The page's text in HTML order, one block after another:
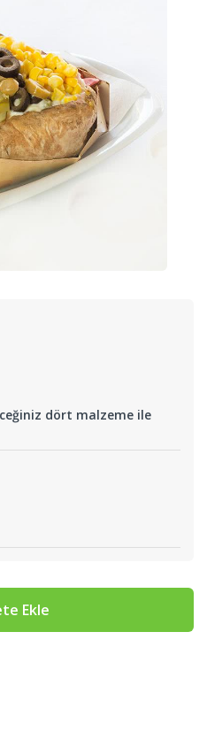
dört malzeme ile
Ekle